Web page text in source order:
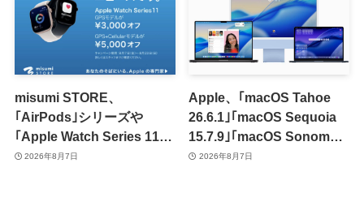
misumi STORE、
｢AirPods｣シリーズや
｢Apple Watch Series 11｣
のセールを開催中
2026年8月7日
Apple、｢macOS Tahoe
26.6.1｣｢macOS Sequoia
15.7.9｣｢macOS Sonoma
14.8.9｣をリリース ｰ 画面共
2026年8月7日